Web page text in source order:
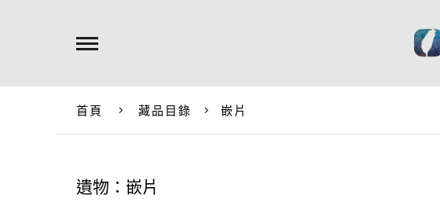
首頁 藏品目錄 嵌片
遺物：嵌片